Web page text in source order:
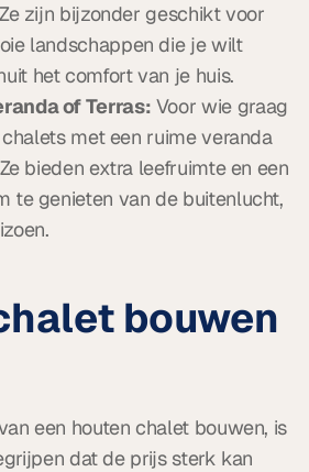
zijn bijzonder geschikt voor
landschappen die je wilt
het comfort van je huis.
of Terras: Voor wie graag
met een ruime veranda
bieden extra leefruimte en een
te genieten van de buitenlucht,
bouwen
een houten chalet bouwen, is
dat de prijs sterk kan